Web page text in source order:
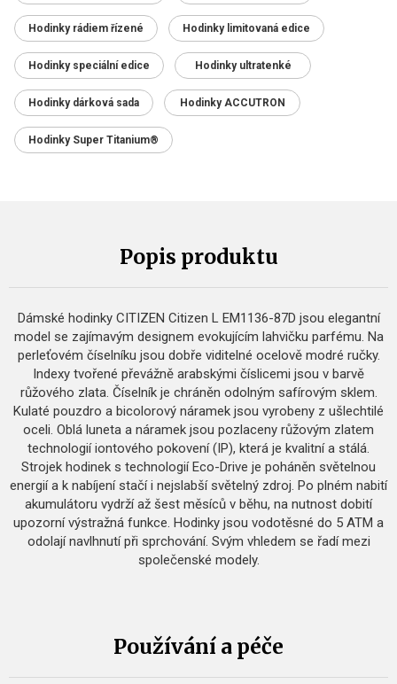
Hodinky rádiem řízené Hodinky limitovaná edice
Hodinky speciální edice Hodinky ultratenké
Hodinky dárková sada Hodinky ACCUTRON
Hodinky Super Titanium®
Popis produktu
Dámské hodinky CITIZEN Citizen L EM1136-87D jsou elegantní
model se zajímavým designem evokujícím lahvičku parfému. Na
perleťovém číselníku jsou dobře viditelné ocelově modré ručky.
Indexy tvořené převážně arabskými číslicemi jsou v barvě
růžového zlata. Číselník je chráněn odolným safírovým sklem.
Kulaté pouzdro a bicolorový náramek jsou vyrobeny z ušlechtilé
oceli. Oblá luneta a náramek jsou pozlaceny růžovým zlatem
technologií iontového pokovení (IP), která je kvalitní a stálá.
Strojek hodinek s technologií Eco-Drive je poháněn světelnou
energií a k nabíjení stačí i nejslabší světelný zdroj. Po plném nabití
akumulátoru vydrží až šest měsíců v běhu, na nutnost dobití
upozorní výstražná funkce. Hodinky jsou vodotěsné do 5 ATM a
odolají navlhnutí při sprchování. Svým vhledem se řadí mezi
společenské modely.
Používání a péče